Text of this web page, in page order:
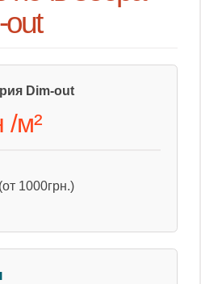
out
Dim-out
/м²
1000грн.)